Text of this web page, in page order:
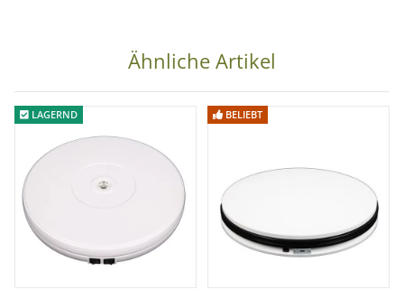
Ähnliche Artikel
LAGERND BELIEBT